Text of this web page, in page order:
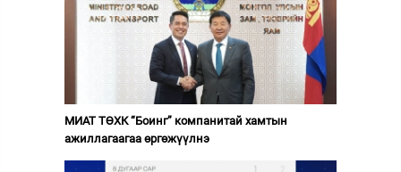
МИАТ ТӨХК “Боинг” компанитай хамтын
ажиллагаагаа өргөжүүлнэ